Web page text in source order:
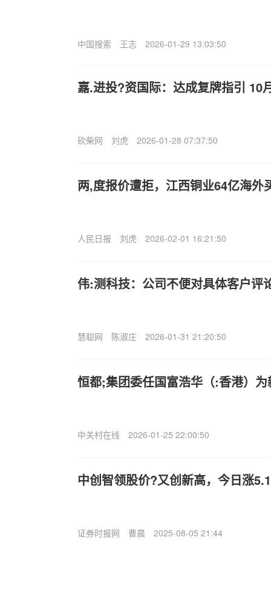
中国搜索 王志 2026-01-29 13:03:50
嘉.进投?资国际：达成复牌指引 10
砍柴网 刘虎 2026-01-28 07:37:50
两,度报价遭拒，江西铜业64亿海外
人民日报 刘虎 2026-02-01 16:21:50
伟:测科技：公司不便对具体客户评
慧聪网 陈淑庄 2026-01-31 21:20:50
恒都;集团委任国富浩华（:香港）
中关村在线 2026-01-25 22:00:50
中创智领股价?又创新高，今日涨
证券时报网 曹晨 2025-08-05 21:44